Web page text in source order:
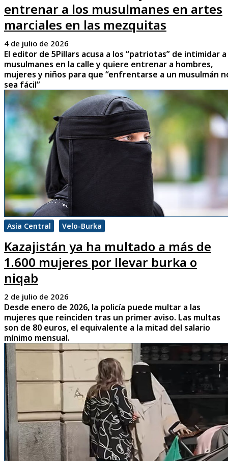
entrenar a los musulmanes en artes
marciales en las mezquitas
4 de julio de 2026
El editor de 5Pillars acusa a los “patriotas” de intimidar a
musulmanes en la calle y quiere entrenar a hombres,
mujeres y niños para que “enfrentarse a un musulmán
sea fácil”
Asia Central Velo-Burka
Kazajistán ya ha multado a más de
1.600 mujeres por llevar burka o
niqab
2 de julio de 2026
Desde enero de 2026, la policía puede multar a las
mujeres que reinciden tras un primer aviso. Las multas
son de 80 euros, el equivalente a la mitad del salario
mínimo mensual.